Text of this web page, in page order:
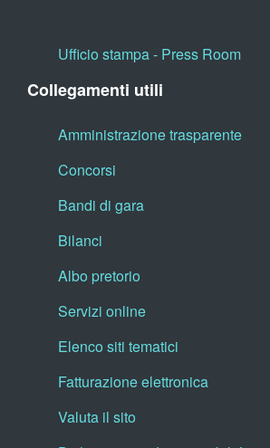
Ufficio stampa - Press Room
Collegamenti utili
Amministrazione trasparente
Concorsi
Bandi di gara
Bilanci
Albo pretorio
Servizi online
Elenco siti tematici
Fatturazione elettronica
Valuta il sito